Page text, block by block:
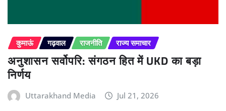
कुमाऊं गढ़वाल राजनीति राज्य समाचार
अनुशासन सर्वोपरि: संगठन हित में UKD का बड़ा
निर्णय
Uttarakhand Media Jul 21, 2026